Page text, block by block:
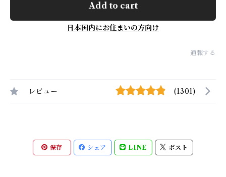
Add to cart
日本国内にお住まいの方向け
通報する
レビュー (1301)
保存 シェア LINE ポスト